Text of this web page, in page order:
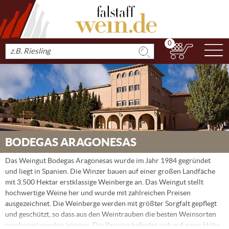
Produkt
suchen
0
BODEGAS ARAGONESAS
Das Weingut Bodegas Aragonesas wurde im Jahr 1984 gegründet
und liegt in Spanien. Die Winzer bauen auf einer großen Landfäche
mit 3.500 Hektar erstklassige Weinberge an. Das Weingut stellt
hochwertige Weine her und wurde mit zahlreichen Preisen
ausgezeichnet. Die Weinberge werden mit größter Sorgfalt gepflegt
und geschützt, so dass aus den Weintrauben die besten Weinsorten
produziert werden können. Die Provinz befindet sich auf einer Höhe